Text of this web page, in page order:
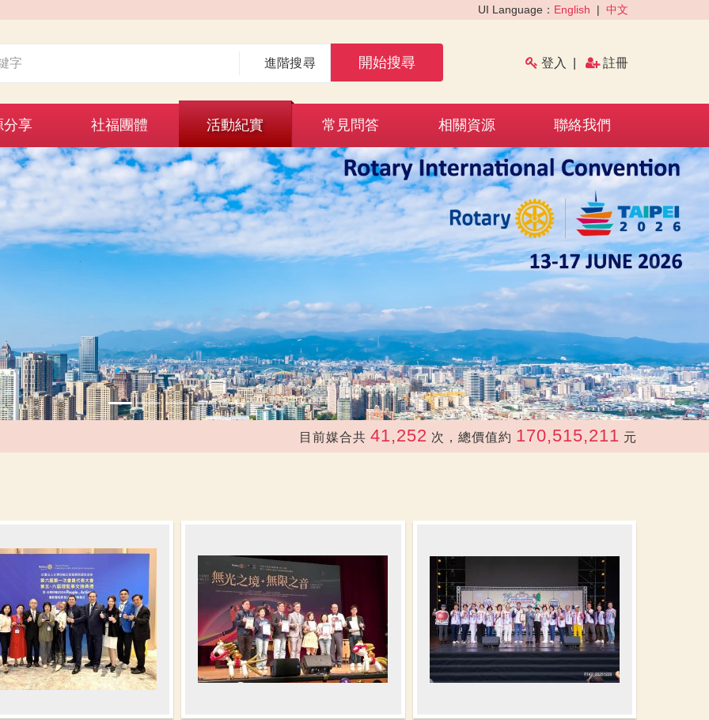
UI Language： English | 中文
進階搜尋 開始搜尋 登入 註冊
分享 社福團體 活動紀實 常見問答 相關資源 聯絡我們
›
目前媒合共 41,252 次，總價值約 170,515,211 元